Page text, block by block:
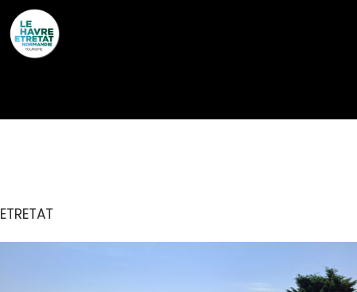
ETRETAT
Cookies management panel